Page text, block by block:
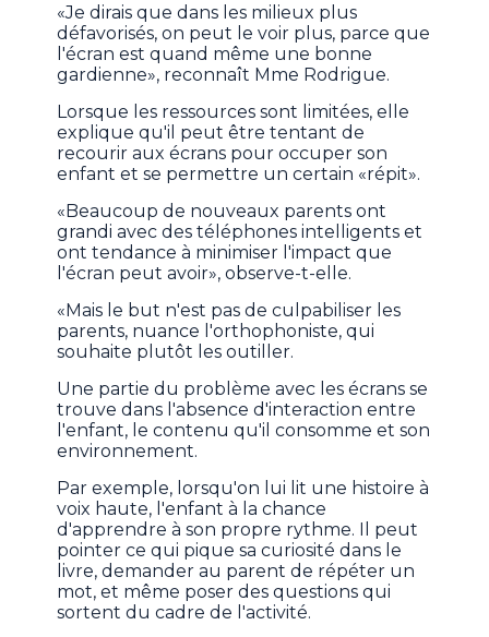
«Je dirais que dans les milieux plus
défavorisés, on peut le voir plus, parce que
l'écran est quand même une bonne
gardienne», reconnaît Mme Rodrigue.
Lorsque les ressources sont limitées, elle
explique qu'il peut être tentant de
recourir aux écrans pour occuper son
enfant et se permettre un certain «répit».
«Beaucoup de nouveaux parents ont
grandi avec des téléphones intelligents et
ont tendance à minimiser l'impact que
l'écran peut avoir», observe-t-elle.
«Mais le but n'est pas de culpabiliser les
parents, nuance l'orthophoniste, qui
souhaite plutôt les outiller.
Une partie du problème avec les écrans se
trouve dans l'absence d'interaction entre
l'enfant, le contenu qu'il consomme et son
environnement.
Par exemple, lorsqu'on lui lit une histoire à
voix haute, l'enfant à la chance
d'apprendre à son propre rythme. Il peut
pointer ce qui pique sa curiosité dans le
livre, demander au parent de répéter un
mot, et même poser des questions qui
sortent du cadre de l'activité.